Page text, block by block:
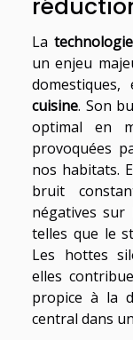
La
un enjeu
cuisine. Son
optimal en
provoquées
nos habitats.
bruit
négatives sur
telles que le
Les hottes
elles
propice à la
central dans